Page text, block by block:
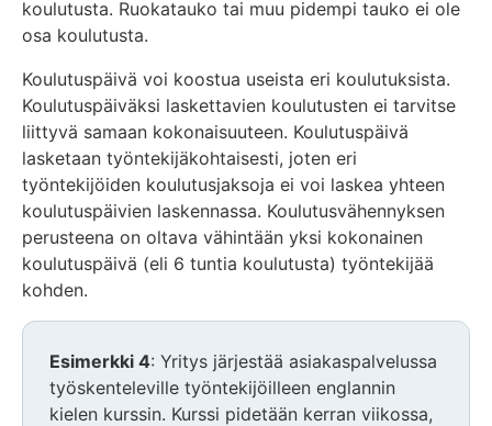
koulutusta. Ruokatauko tai muu pidempi tauko ei ole
osa koulutusta.
Koulutuspäivä voi koostua useista eri koulutuksista.
Koulutuspäiväksi laskettavien koulutusten ei tarvitse
liittyvä samaan kokonaisuuteen. Koulutuspäivä
lasketaan työntekijäkohtaisesti, joten eri
työntekijöiden koulutusjaksoja ei voi laskea yhteen
koulutuspäivien laskennassa. Koulutusvähennyksen
perusteena on oltava vähintään yksi kokonainen
koulutuspäivä (eli 6 tuntia koulutusta) työntekijää
kohden.
Esimerkki 4: Yritys järjestää asiakaspalvelussa
työskenteleville työntekijöilleen englannin
kielen kurssin. Kurssi pidetään kerran viikossa,